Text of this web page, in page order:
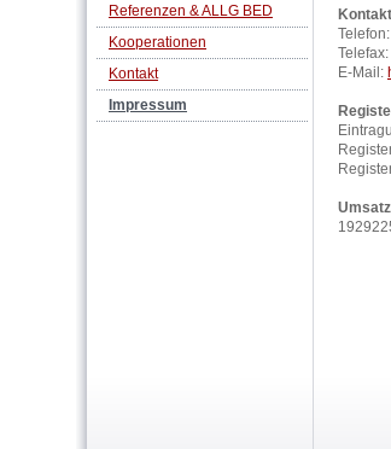
Referenzen & ALLG BED
Kooperationen
Kontakt
Impressum
Kontakt
E-Mail: